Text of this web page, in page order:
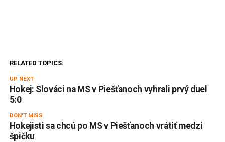
RELATED TOPICS:
UP NEXT
Hokej: Slováci na MS v Piešťanoch vyhrali prvý duel
5:0
DON'T MISS
Hokejisti sa chcú po MS v Piešťanoch vrátiť medzi
špičku